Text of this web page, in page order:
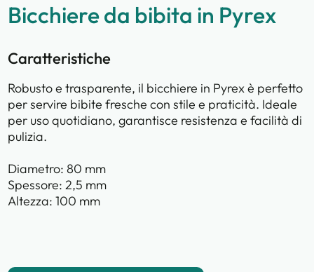
Bicchiere da bibita in Pyrex
Caratteristiche
Robusto e trasparente, il bicchiere in Pyrex è perfetto
per servire bibite fresche con stile e praticità. Ideale
per uso quotidiano, garantisce resistenza e facilità di
pulizia.
Diametro: 80 mm
Spessore: 2,5 mm
Altezza: 100 mm